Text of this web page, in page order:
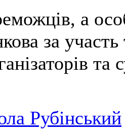
а
за
та
Рубінський